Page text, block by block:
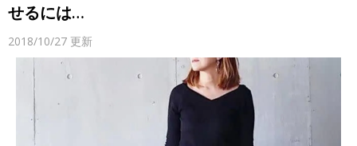
せるには…
2018/10/27 更新